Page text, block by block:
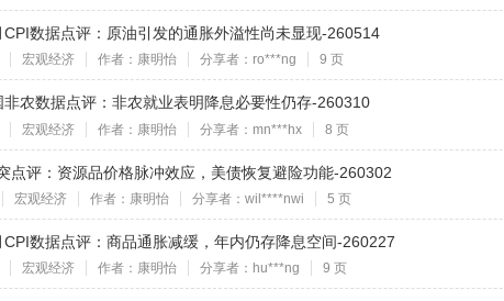
数据点评：原油引发的通胀外溢性尚未显现-260514
宏观经济 作者：康明怡 分享者：ro***ng 9 页
农数据点评：非农就业表明降息必要性仍存-260310
宏观经济 作者：康明怡 分享者：mn***hx 8 页
点评：资源品价格脉冲效应，美债恢复避险功能-260302
宏观经济 作者：康明怡 分享者：wil****nwi 5 页
数据点评：商品通胀减缓，年内仍存降息空间-260227
宏观经济 作者：康明怡 分享者：hu***ng 9 页